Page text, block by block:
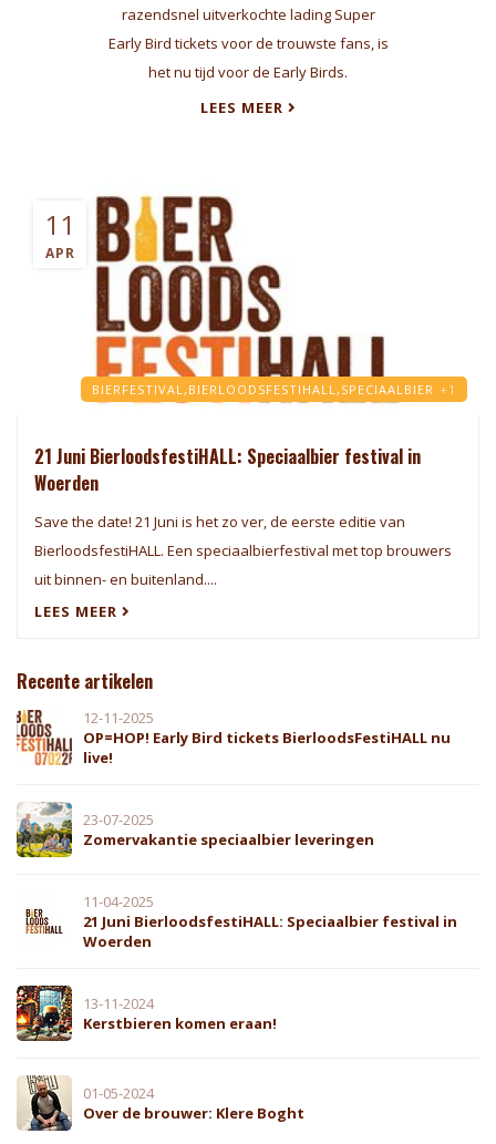
razendsnel uitverkochte lading Super
Early Bird tickets voor de trouwste fans, is
het nu tijd voor de Early Birds.
LEES MEER
11
APR
BIERFESTIVAL, BIERLOODSFESTIHALL, SPECIAALBIER +1
21 Juni BierloodsfestiHALL: Speciaalbier festival in
Woerden
Save the date! 21 Juni is het zo ver, de eerste editie van
BierloodsfestiHALL. Een speciaalbierfestival met top brouwers
uit binnen- en buitenland....
LEES MEER
Recente artikelen
12-11-2025
OP=HOP! Early Bird tickets BierloodsFestiHALL nu
live!
23-07-2025
Zomervakantie speciaalbier leveringen
11-04-2025
21 Juni BierloodsfestiHALL: Speciaalbier festival in
Woerden
13-11-2024
Kerstbieren komen eraan!
01-05-2024
Over de brouwer: Klere Boght